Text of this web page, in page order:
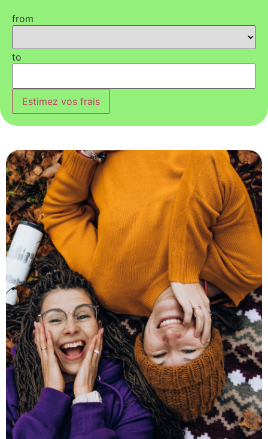
from
to
Estimez vos frais